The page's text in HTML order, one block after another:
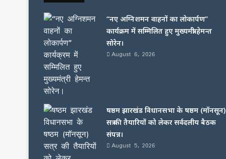
“नए अग्निशमन वाहनों का लोकार्पण”
कार्यक्रम में सम्मिलित हुए मुख्यमंत्री हेमन्त
सोरेन।
August 6, 2026
षष्ठम झारखंड विधानसभा के षष्ठम (मॉनसून)
सत्र की तैयारियों को लेकर सर्वदलीय बैठक
संपन्न।
August 5, 2026